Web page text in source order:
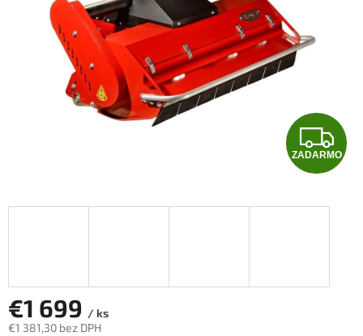
Z
A
ZADARMO
€1 699 / ks
€1 381,30 bez DPH